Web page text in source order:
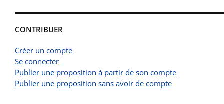
CONTRIBUER
Créer un compte
Se connecter
Publier une proposition à partir de son compte
Publier une proposition sans avoir de compte